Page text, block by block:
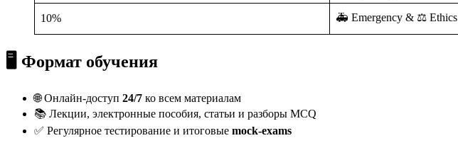
10% 🚑 Emergency & ⚖️ Ethics
🖥️ Формат обучения
🌐 Онлайн-доступ 24/7 ко всем материалам
📚 Лекции, электронные пособия, статьи и разборы MCQ
✅ Регулярное тестирование и итоговые mock-exams